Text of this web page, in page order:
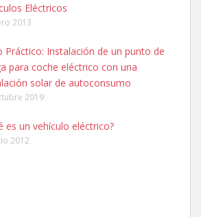
Eléctricos
2013
Práctico: Instalación de un punto de
para coche eléctrico con una
solar de autoconsumo
2019
es un vehículo eléctrico?
2012